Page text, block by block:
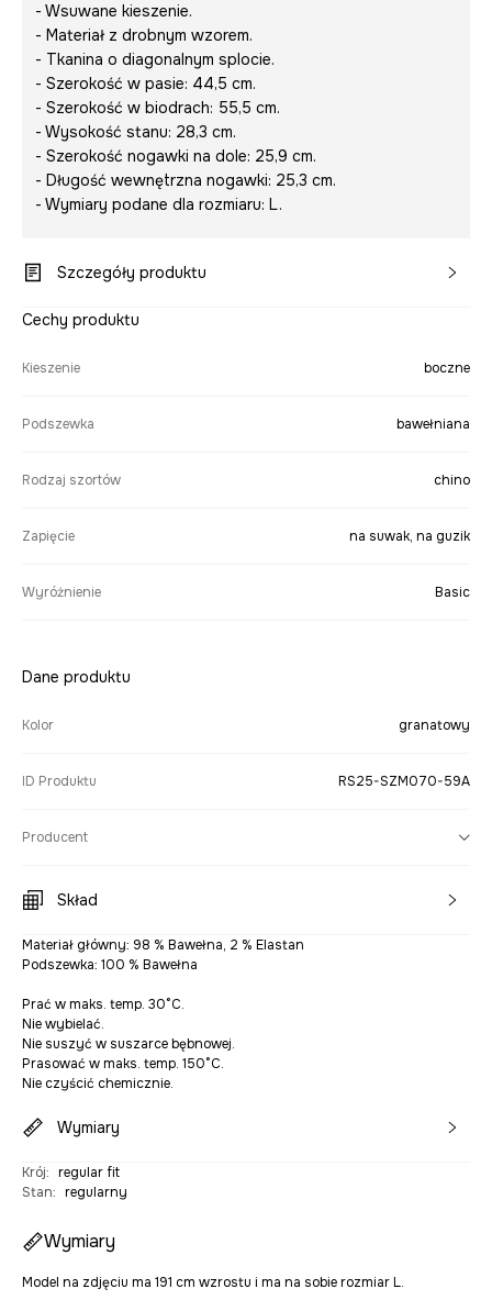
- Wsuwane kieszenie.
- Materiał z drobnym wzorem.
- Tkanina o diagonalnym splocie.
- Szerokość w pasie: 44,5 cm.
- Szerokość w biodrach: 55,5 cm.
- Wysokość stanu: 28,3 cm.
- Szerokość nogawki na dole: 25,9 cm.
- Długość wewnętrzna nogawki: 25,3 cm.
- Wymiary podane dla rozmiaru: L.
Szczegóły produktu
Cechy produktu
Kieszenie boczne
Podszewka bawełniana
Rodzaj szortów chino
Zapięcie na suwak, na guzik
Wyróżnienie Basic
Dane produktu
Kolor granatowy
ID Produktu RS25-SZM070-59A
Producent
Skład
Materiał główny: 98 % Bawełna, 2 % Elastan
Podszewka: 100 % Bawełna
Prać w maks. temp. 30°C.
Nie wybielać.
Nie suszyć w suszarce bębnowej.
Prasować w maks. temp. 150°C.
Nie czyścić chemicznie.
Wymiary
Krój: regular fit
Stan: regularny
Wymiary
Model na zdjęciu ma 191 cm wzrostu i ma na sobie rozmiar L.